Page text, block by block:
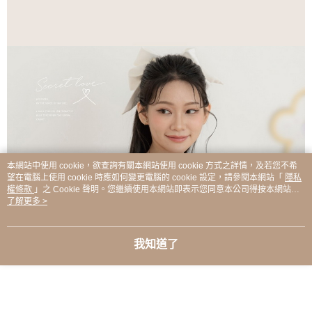
本網站中使用 cookie，欲查詢有關本網站使用 cookie 方式之詳情，及若您不希
望在電腦上使用 cookie 時應如何變更電腦的 cookie 設定，請參閱本網站「 隱私
權條款 」之 Cookie 聲明。您繼續使用本網站即表示您同意本公司得按本網站使
用條款之 Cookie 聲明使用 cookie。
了解更多 >
我知道了